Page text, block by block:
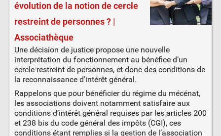
évolution de la notion de cercle
restreint de personnes ? |
Associathèque
Une décision de justice propose une nouvelle
interprétation du fonctionnement au bénéfice d’un
cercle restreint de personnes, et donc des conditions de
la reconnaissance d’intérêt général.
Rappelons que pour bénéficier du régime du mécénat,
les associations doivent notamment satisfaire aux
conditions d’intérêt général requises par les articles 200
et 238 bis du code général des impôts (CGI), ces
conditions étant remplies si la gestion de l’association